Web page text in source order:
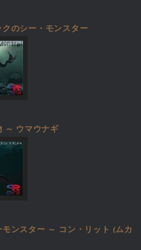
のシー・モンスター
～ ウマウナギ
ンスター ～ コン・リット (ムカ